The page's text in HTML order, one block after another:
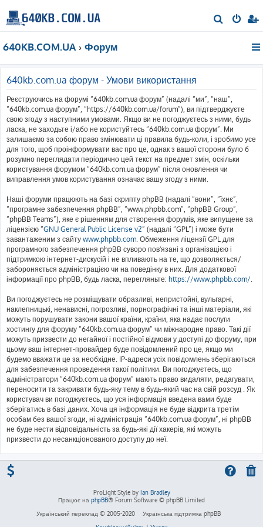
о
640KB.COM.UA Форум
640kb.com.ua форум - Умови використання
Реєструючись на форумі “640kb.com.ua форум” (надалі “ми”, “наш”,
“640kb.com.ua форум”, “https://640kb.com.ua/forum”), ви підтверджуєте
свою згоду з наступними умовами. Якщо ви не погоджуєтесь з ними, будь
ласка, не заходьте і/або не користуйтесь “640kb.com.ua форум”. Ми
залишаємо за собою право змінювати ці правила будь-коли, і зробимо усе
для того, щоб проінформувати вас про це, однак з вашої сторони було б
розумно переглядати періодично цей текст на предмет змін, оскільки
користування форумом “640kb.com.ua форум” після оновлення чи
виправлення умов користування означає вашу згоду з ними.
Наші форуми працюють на базі скрипту phpBB (надалі “вони”, “їхнє”,
“програмне забезпечення phpBB”, “www.phpbb.com”, “phpBB Group”,
“phpBB Teams”), яке є рішенням для створення форумів, яке випущене за
ліцензією “GNU General Public License v2” (надалі “GPL”) і може бути
завантаженим з сайту www.phpbb.com. Обмеження ліцензії GPL для
програмного забезпечення phpBB суворо пов'язані з організацією і
підтримкою інтернет-дискусій і не впливають на те, що дозволяється/
забороняється адміністрацією чи на поведінку в них. Для додаткової
інформації про phpBB, будь ласка, перегляньте: https://www.phpbb.com/.
Ви погоджуєтесь не розміщувати образливі, непристойні, вульгарні,
наклепницькі, ненависні, погрозливі, порнографічні та інші матеріали, які
можуть порушувати закони вашої країни, країни, яка надає послуги
хостингу для форуму “640kb.com.ua форум” чи міжнародне право. Такі дії
можуть призвести до негайної і постійної відмови у доступі до форуму, при
цьому ваш інтернет-провайдер буде повідомлений про це, якщо ми
будемо вважати це за необхідне. IP-адреси усіх повідомлень зберігаються
для забезпечення проведення такої політики. Ви погоджуєтесь, що
адміністратори “640kb.com.ua форум” мають право видаляти, редагувати,
переносити та закривати будь-яку тему в будь-який час на свій розсуд . Як
користувач ви погоджуєтесь, що уся інформація введена вами буде
зберігатись в базі даних. Хоча ця інформація не буде відкрита третім
особам без вашої згоди, ні адміністрація “640kb.com.ua форум”, ні phpBB
не буде нести відповідальність за будь-які дії хакерів, які можуть
призвести до несанкціонованого доступу до неї.
ProLight Style by Ian Bradley
Працює на phpBB® Forum Software © phpBB Limited
Український переклад © 2005-2020
Українська підтримка phpBB